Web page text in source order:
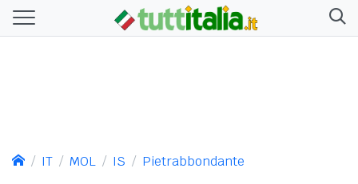
IT MOL IS Pietrabbondante